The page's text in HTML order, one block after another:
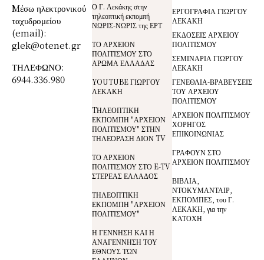
Mέσω ηλεκτρονικού
ταχυδρομείου
(email):
glek@otenet.gr
ΤΗΛΕΦΩΝΟ:
6944.336.980
Ο Γ. Λεκάκης στην
τηλεοπτική εκπομπή
ΝΩΡΙΣ-ΝΩΡΙΣ της ΕΡΤ
ΤΟ ΑΡΧΕΙΟΝ
ΠΟΛΙΤΙΣΜΟΥ ΣΤΟ
ΑΡΩΜΑ ΕΛΛΑΔΑΣ
YOUTUBE ΓΙΩΡΓΟΥ
ΛΕΚΑΚΗ
TΗΛΕΟΠΤΙΚΗ
ΕΚΠΟΜΠΗ "ΑΡΧΕΙΟΝ
ΠΟΛΙΤΙΣΜΟΥ" ΣΤΗΝ
ΤΗΛΕΌΡΑΣΗ ΔΙΟΝ TV
ΤΟ ΑΡΧΕΙΟΝ
ΠΟΛΙΤΙΣΜΟΥ ΣΤΟ E-TV
ΣΤΕΡΕΑΣ ΕΛΛΑΔΟΣ
ΤΗΛΕΟΠΤΙΚΗ
ΕΚΠΟΜΠΗ "ΑΡΧΕΙΟΝ
ΠΟΛΙΤΙΣΜΟΥ"
Η ΓΕΝΝΗΣΗ ΚΑΙ Η
ΑΝΑΓΕΝΝΗΣΗ ΤΟΥ
ΕΘΝΟΥΣ ΤΩΝ
ΕΡΓΟΓΡΑΦΙΑ ΓΙΩΡΓΟΥ
ΛΕΚΑΚΗ
ΕΚΔΟΣΕΙΣ ΑΡΧΕΙΟΥ
ΠΟΛΙΤΙΣΜΟΥ
ΣΕΜΙΝΑΡΙΑ ΓΙΩΡΓΟΥ
ΛΕΚΑΚΗ
ΓΕΝΕΘΛΙΑ-ΒΡΑΒΕΥΣΕΙΣ
ΤΟΥ ΑΡΧΕΙΟΥ
ΠΟΛΙΤΙΣΜΟΥ
ΑΡΧΕΙΟΝ ΠΟΛΙΤΙΣΜΟΥ
ΧΟΡΗΓΟΣ
ΕΠΙΚΟΙΝΩΝΙΑΣ
ΓΡΑΦΟΥΝ ΣΤΟ
ΑΡΧΕΙΟΝ ΠΟΛΙΤΙΣΜΟΥ
ΒΙΒΛΙΑ,
ΝΤΟΚΥΜΑΝΤΑΙΡ,
ΕΚΠΟΜΠΕΣ, του Γ.
ΛΕΚΑΚΗ, για την
ΚΑΤΟΧΗ